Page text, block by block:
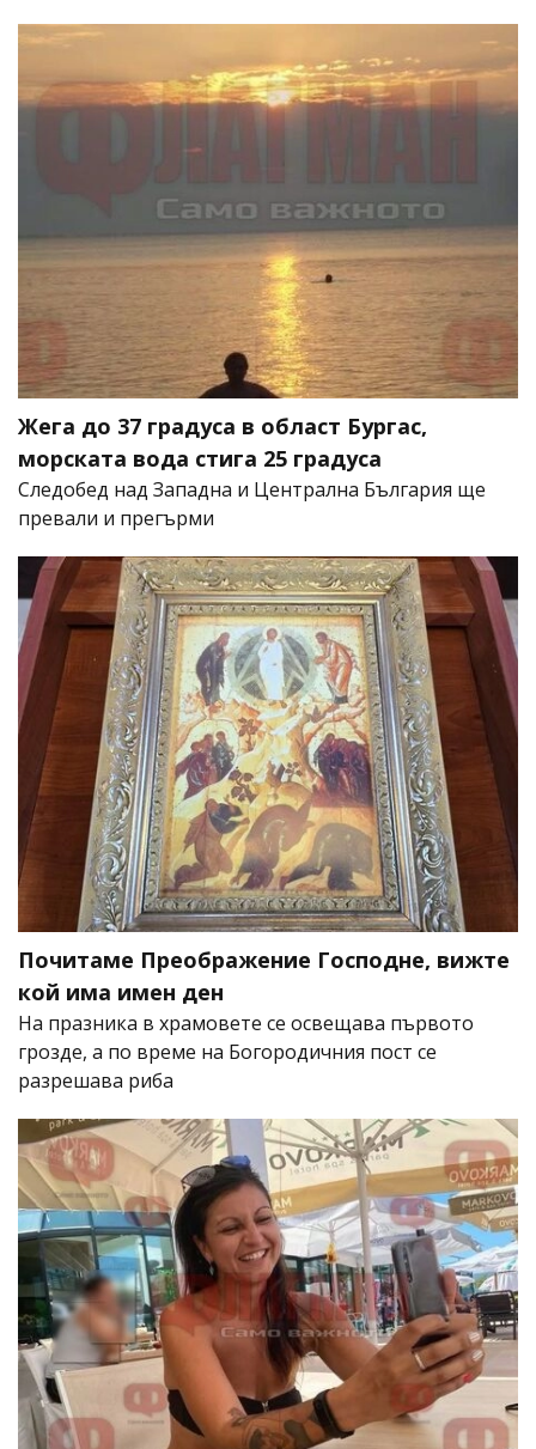
Жега до 37 градуса в област Бургас,
морската вода стига 25 градуса
Следобед над Западна и Централна България ще
превали и прегърми
Почитаме Преображение Господне, вижте
кой има имен ден
На празника в храмовете се освещава първото
грозде, а по време на Богородичния пост се
разрешава риба